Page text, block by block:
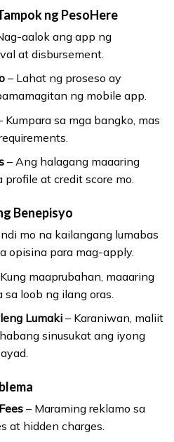
ng PesoHere
aalok ang app ng
at disbursement.
– Lahat ng proseso ay
ng mobile app.
Kumpara sa mga bangko, mas
– Ang halagang maaaring
at credit score mo.
Benepisyo
mo na kailangang lumabas
opisina para mag-apply.
maaprubahan, maaaring
loob ng ilang oras.
Lumaki– Karaniwan, maliit
sinusukat ang iyong
– Maraming reklamo sa
at hidden charges.